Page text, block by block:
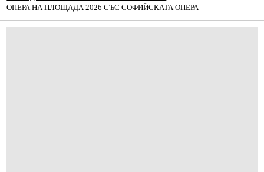
ОПЕРА НА ПЛОЩАДА 2026 СЪС СОФИЙСКАТА ОПЕРА